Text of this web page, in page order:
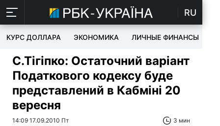
RU
КУРС ДОЛЛАРА ЭКОНОМИКА ЛИЧНЫЕ ФИНАНСЫ
С.Тігіпко: Остаточний варіант
Податкового кодексу буде
представлений в Кабміні 20
вересня
14:09 17.09.2010 Пт 3 мин